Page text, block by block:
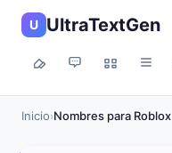
U UltraTextGen
Inicio›Nombres para Roblox